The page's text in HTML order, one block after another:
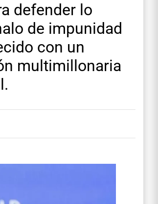
defender lo
de impunidad
con un
multimillonaria